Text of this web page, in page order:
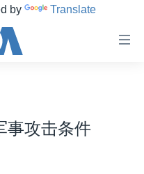
by Translate
事攻击条件